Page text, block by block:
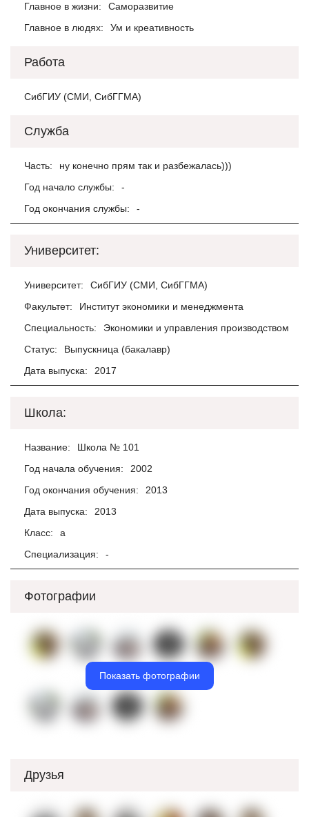
Главное в жизни:
Саморазвитие
Главное в людях:
Ум и креативность
Работа
СибГИУ (СМИ, СибГГМА)
Служба
Часть:
ну конечно прям так и разбежалась)))
Год начало службы:
-
Год окончания службы:
-
Университет:
Университет:
СибГИУ (СМИ, СибГГМА)
Факультет:
Институт экономики и менеджмента
Специальность:
Экономики и управления производством
Статус:
Выпускница (бакалавр)
Дата выпуска:
2017
Школа:
Название:
Школа № 101
Год начала обучения:
2002
Год окончания обучения:
2013
Дата выпуска:
2013
Класс:
а
Специализация:
-
Фотографии
Показать фотографии
Друзья